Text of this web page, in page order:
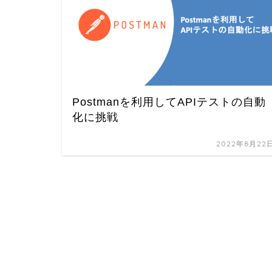
Postmanを利用してAPIテストの自動
化に挑戦
2022年8月22